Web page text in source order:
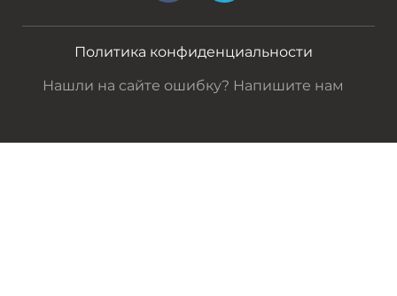
Политика конфиденциальности
Нашли на сайте ошибку? Напишите нам